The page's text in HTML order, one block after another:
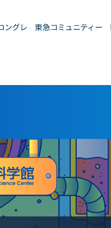
グレ 東急コミュニティー